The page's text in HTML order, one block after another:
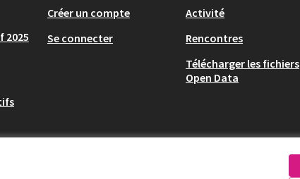
2025
Créer un compte
Se connecter
Activité
Rencontres
Télécharger les fichiers
Open Data